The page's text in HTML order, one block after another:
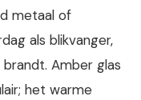
metaal of
als blikvanger,
Amber glas
het warme